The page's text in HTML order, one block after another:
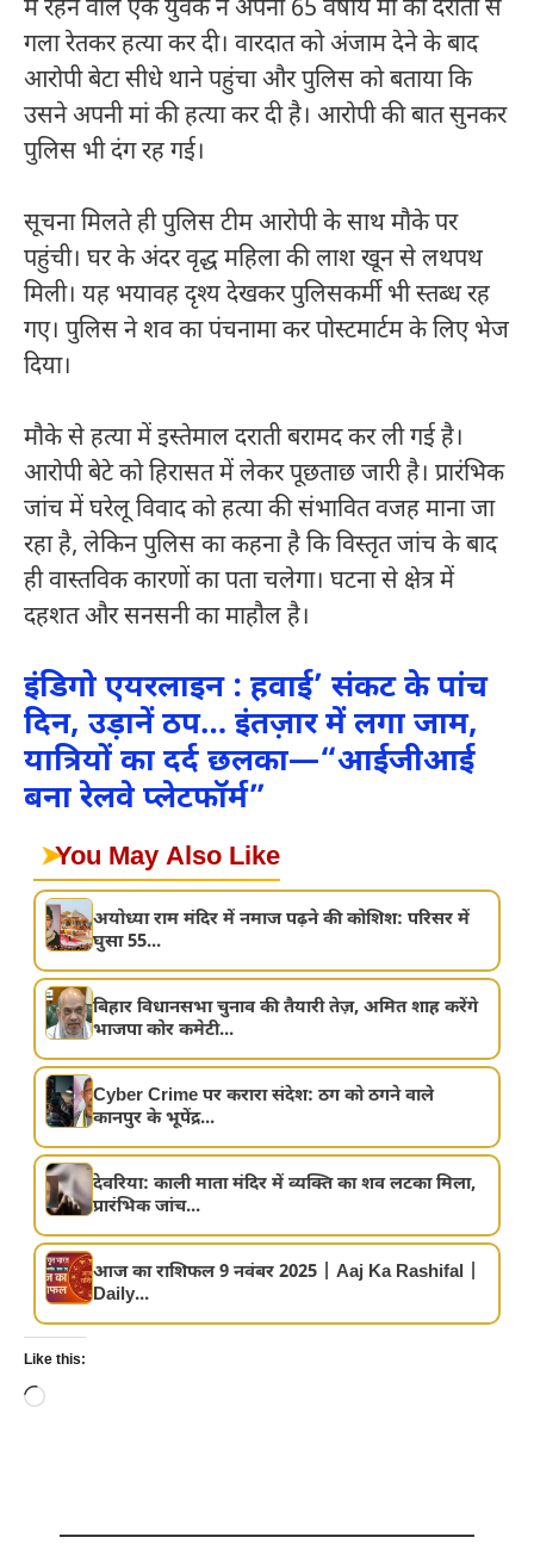
में रहने वाले एक युवक ने अपनी 65 वर्षीय मां की दराती से
गला रेतकर हत्या कर दी। वारदात को अंजाम देने के बाद
आरोपी बेटा सीधे थाने पहुंचा और पुलिस को बताया कि
उसने अपनी मां की हत्या कर दी है। आरोपी की बात सुनकर
पुलिस भी दंग रह गई।
सूचना मिलते ही पुलिस टीम आरोपी के साथ मौके पर
पहुंची। घर के अंदर वृद्ध महिला की लाश खून से लथपथ
मिली। यह भयावह दृश्य देखकर पुलिसकर्मी भी स्तब्ध रह
गए। पुलिस ने शव का पंचनामा कर पोस्टमार्टम के लिए भेज
दिया।
मौके से हत्या में इस्तेमाल दराती बरामद कर ली गई है।
आरोपी बेटे को हिरासत में लेकर पूछताछ जारी है। प्रारंभिक
जांच में घरेलू विवाद को हत्या की संभावित वजह माना जा
रहा है, लेकिन पुलिस का कहना है कि विस्तृत जांच के बाद
ही वास्तविक कारणों का पता चलेगा। घटना से क्षेत्र में
दहशत और सनसनी का माहौल है।
इंडिगो एयरलाइन : हवाई’ संकट के पांच
दिन, उड़ानें ठप… इंतज़ार में लगा जाम,
यात्रियों का दर्द छलका—“आईजीआई
बना रेलवे प्लेटफॉर्म”
➤You May Also Like
अयोध्या राम मंदिर में नमाज पढ़ने की कोशिश: परिसर में
घुसा 55...
बिहार विधानसभा चुनाव की तैयारी तेज़, अमित शाह करेंगे
भाजपा कोर कमेटी...
Cyber Crime पर करारा संदेश: ठग को ठगने वाले
कानपुर के भूपेंद्र...
देवरिया: काली माता मंदिर में व्यक्ति का शव लटका मिला,
प्रारंभिक जांच...
आज का राशिफल 9 नवंबर 2025 | Aaj Ka Rashifal |
Daily...
Like this:
Loading…